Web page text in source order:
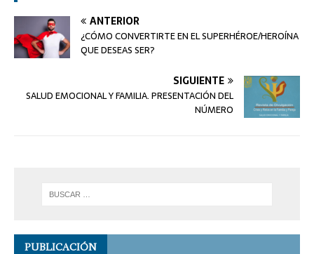
ANTERIOR
¿CÓMO CONVERTIRTE EN EL SUPERHÉROE/HEROÍNA
QUE DESEAS SER?
SIGUIENTE
SALUD EMOCIONAL Y FAMILIA. PRESENTACIÓN DEL
NÚMERO
PUBLICACIÓN